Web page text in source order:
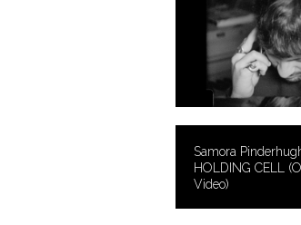
Samora
HOLDING CELL
Video)